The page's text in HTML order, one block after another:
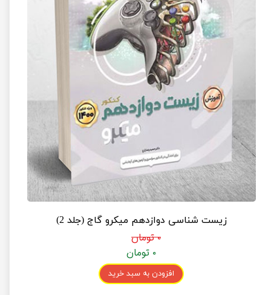
زیست شناسی دوازدهم میکرو گاج (جلد 2)
۰ تومان
۰ تومان
افزودن به سبد خرید